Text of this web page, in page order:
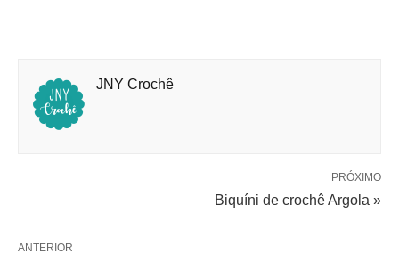
JNY Crochê
PRÓXIMO
Biquíni de crochê Argola »
ANTERIOR